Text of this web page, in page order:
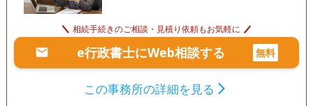
相続手続きのご相談・見積り依頼もお気軽に
e行政書士にWeb相談する 無料
この事務所の詳細を見る